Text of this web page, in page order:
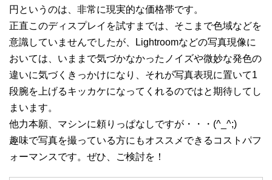
円というのは、非常に現実的な価格帯です。
正直このディスプレイを試すまでは、そこまで色域などを
意識していませんでしたが、Lightroomなどの写真現像に
おいては、いままで気づかなかったノイズや微妙な発色の
違いに気づくきっかけになり、それが写真表現に置いて1
段腕を上げるキッカケになってくれるのではと期待してし
まいます。
他力本願、マシンに頼りっぱなしですが・・・(^_^;)
趣味で写真を撮っている方にもオススメできるコストパフ
ォーマンスです。ぜひ、ご検討を！